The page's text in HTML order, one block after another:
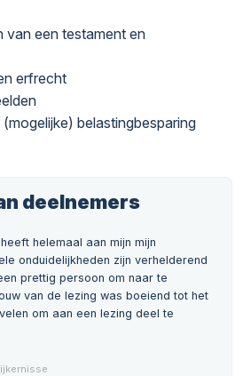
van een testament en
erfrecht
belastingbesparing
deelnemers
helemaal aan mijn mijn
onduidelijkheden zijn verhelderend
prettig persoon om naar te
van de lezing was boeiend tot het
om aan een lezing deel te